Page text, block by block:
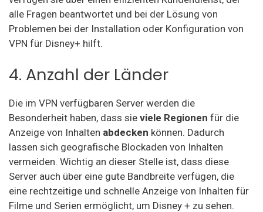
alle Fragen beantwortet und bei der Lösung von
Problemen bei der Installation oder Konfiguration von
VPN für Disney+ hilft.
4. Anzahl der Länder
Die im VPN verfügbaren Server werden die
Besonderheit haben, dass sie viele Regionen für die
Anzeige von Inhalten abdecken können. Dadurch
lassen sich geografische Blockaden von Inhalten
vermeiden. Wichtig an dieser Stelle ist, dass diese
Server auch über eine gute Bandbreite verfügen, die
eine rechtzeitige und schnelle Anzeige von Inhalten für
Filme und Serien ermöglicht, um Disney + zu sehen.